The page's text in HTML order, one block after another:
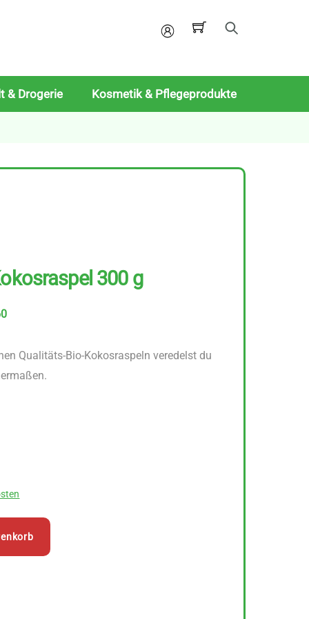
Mein
& Drogerie Kosmetik & Pflegeprodukte
300 g
Qualitäts-Bio-Kokosraspeln veredelst du